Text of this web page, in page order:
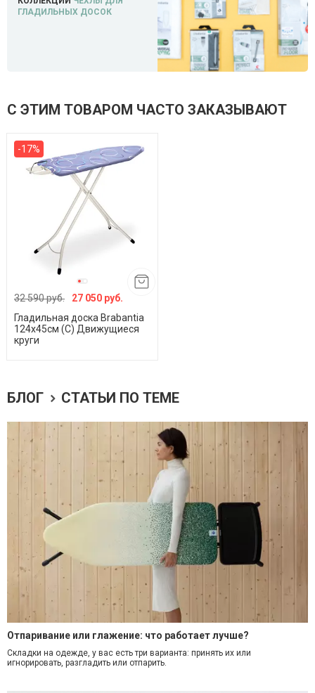
ГЛАДИЛЬНЫХ ДОСОК
С ЭТИМ ТОВАРОМ ЧАСТО ЗАКАЗЫВАЮТ
-17%
32 590 руб.
27 050 руб.
Гладильная доска Brabantia
124х45см (C) Движущиеся
круги
БЛОГ СТАТЬИ ПО ТЕМЕ
Отпаривание или глажение: что работает лучше?
Cкладки на одежде, у вас есть три варианта: принять их или
игнорировать, разгладить или отпарить.